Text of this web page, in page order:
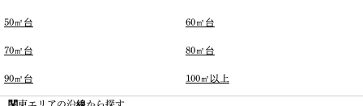
50㎡台 60㎡台
70㎡台 80㎡台
90㎡台 100㎡以上
関東エリアの沿線から探す